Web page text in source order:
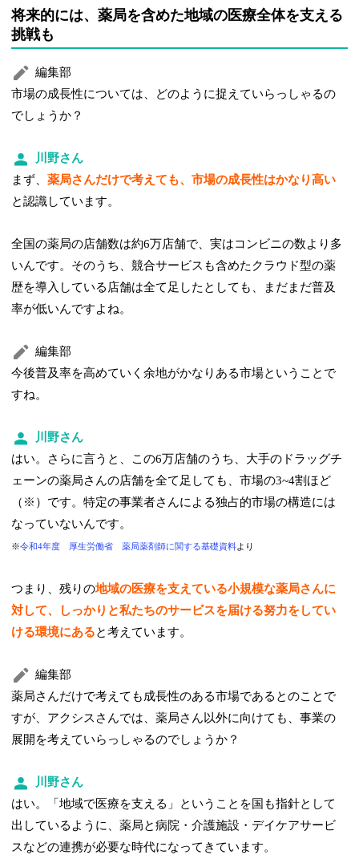
将来的には、薬局を含めた地域の医療全体を支える
挑戦も
編集部
市場の成長性については、どのように捉えていらっしゃるの
でしょうか？
川野さん
まず、薬局さんだけで考えても、市場の成長性はかなり高い
と認識しています。
全国の薬局の店舗数は約6万店舗で、実はコンビニの数より多
いんです。そのうち、競合サービスも含めたクラウド型の薬
歴を導入している店舗は全て足したとしても、まだまだ普及
率が低いんですよね。
編集部
今後普及率を高めていく余地がかなりある市場ということで
すね。
川野さん
はい。さらに言うと、この6万店舗のうち、大手のドラッグチ
ェーンの薬局さんの店舗を全て足しても、市場の3~4割ほど
（※）です。特定の事業者さんによる独占的市場の構造には
なっていないんです。
※令和4年度 厚生労働省 薬局薬剤師に関する基礎資料より
つまり、残りの地域の医療を支えている小規模な薬局さんに
対して、しっかりと私たちのサービスを届ける努力をしてい
ける環境にあると考えています。
編集部
薬局さんだけで考えても成長性のある市場であるとのことで
すが、アクシスさんでは、薬局さん以外に向けても、事業の
展開を考えていらっしゃるのでしょうか？
川野さん
はい。「地域で医療を支える」ということを国も指針として
出しているように、薬局と病院・介護施設・デイケアサービ
スなどの連携が必要な時代になってきています。